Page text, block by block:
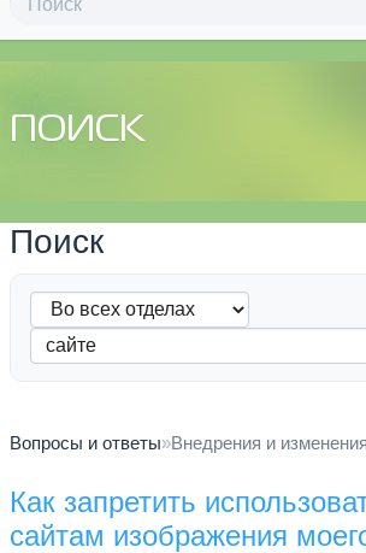
ПОИСК
Поиск
Вопросы и ответы»Внедрения и изменения
Как запретить
сайтам изображения